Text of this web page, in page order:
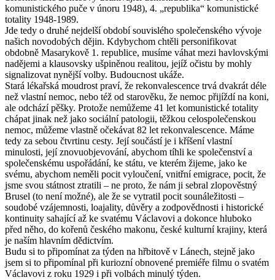
komunistického puče v únoru 1948), 4. „republika“ komunistické
totality 1948-1989.
Jde tedy o druhé nejdelší období souvislého společenského vývoje
našich novodobých dějin. Kdybychom chtěli personifikovat
obdobně Masarykově 1. republice, musíme váhat mezi havlovskými
nadějemi a klausovsky ušpiněnou realitou, jejíž očistu by mohly
signalizovat nynější volby. Budoucnost ukáže.
Stará lékařská moudrost praví, že rekonvalescence trvá dvakrát déle
než vlastní nemoc, nebo též od starověku, že nemoc přijíždí na koni,
ale odchází pěšky. Protože nemůžeme 41 let komunistické totality
chápat jinak než jako sociální patologii, těžkou celospolečenskou
nemoc, můžeme vlastně očekávat 82 let rekonvalescence. Máme
tedy za sebou čtvrtinu cesty. Její součástí je i kříšení vlastní
minulosti, její znovuobjevování, abychom tíhli ke společenství a
společenskému uspořádání, ke státu, ve kterém žijeme, jako ke
svému, abychom neměli pocit vyloučení, vnitřní emigrace, pocit, že
jsme svou státnost ztratili – ne proto, že nám ji sebral zlopověstný
Brusel (to není možné), ale že se vytratil pocit sounáležitosti –
soudobé vzájemnosti, loajality, důvěry a zodpovědnosti i historické
kontinuity sahající až ke svatému Václavovi a dokonce hluboko
před něho, do kořenů českého makonu, české kulturní krajiny, která
je naším hlavním dědictvím.
Budu si to připomínat za týden na hřbitově v Lánech, stejně jako
jsem si to připomínal při kuriozní obnovené premiéře filmu o svatém
Václavovi z roku 1929 i při volbách minulý týden.